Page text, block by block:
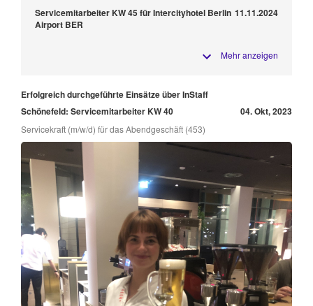
Servicemitarbeiter KW 45 für Intercityhotel Berlin
Airport BER
11.11.2024
Mehr anzeigen
Erfolgreich durchgeführte Einsätze über InStaff
Schönefeld: Servicemitarbeiter KW 40
04. Okt, 2023
Servicekraft (m/w/d) für das Abendgeschäft (453)